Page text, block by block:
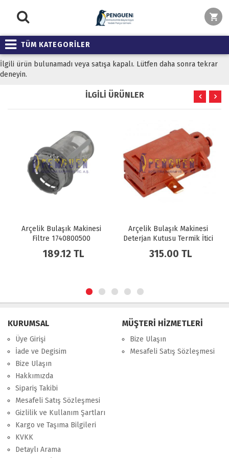
TÜM KATEGORİLER
İlgili ürün bulunamadı veya satışa kapalı. Lütfen daha sonra tekrar
deneyin.
İLGİLİ ÜRÜNLER
Arçelik Bulaşık Makinesi
Filtre 1740800500
189.12 TL
Arçelik Bulaşık Makinesi
Deterjan Kutusu Termik İtici
1831470000
315.00 TL
KURUMSAL
Üye Girişi
İade ve Degisim
Bize Ulaşın
Hakkımızda
Sipariş Takibi
Mesafeli Satış Sözleşmesi
Gizlilik ve Kullanım Şartları
Kargo ve Taşıma Bilgileri
KVKK
Detaylı Arama
MÜŞTERİ HİZMETLERİ
Bize Ulaşın
Mesafeli Satış Sözleşmesi